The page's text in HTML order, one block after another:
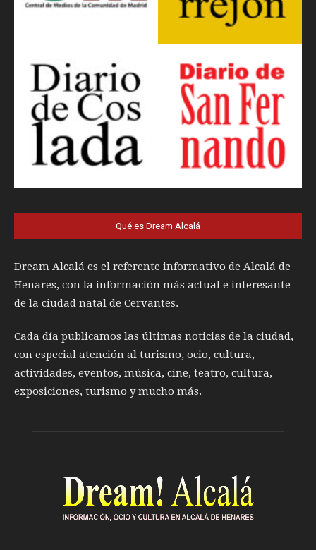
Qué es Dream Alcalá
Dream Alcalá es el referente informativo de Alcalá de
Henares, con la información más actual e interesante
de la ciudad natal de Cervantes.
Cada día publicamos las últimas noticias de la ciudad,
con especial atención al turismo, ocio, cultura,
actividades, eventos, música, cine, teatro, cultura,
exposiciones, turismo y mucho más.